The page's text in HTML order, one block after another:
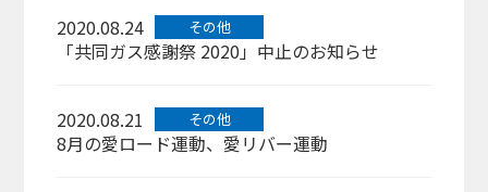
2020.08.24 その他
「共同ガス感謝祭 2020」中止のお知らせ
2020.08.21 その他
8月の愛ロード運動、愛リバー運動